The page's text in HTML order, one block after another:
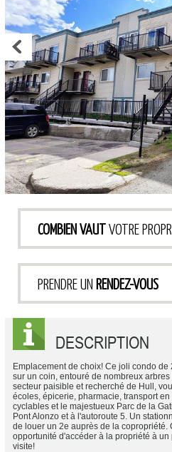
COMBIEN VAUTVOTRE
PRENDRE UN RENDEZ-VOUS
DESCRIPTION
Emplacement de choix! Ce joli condo
sur un coin, entouré de nombreux
secteur paisible et recherché de Hull,
écoles, épicerie, pharmacie, transport
cyclables et le majestueux Parc de la
Pont Alonzo et à l'autoroute 5. Un
de louer un 2e auprès de la copropriété.
opportunité d'accéder à la propriété à
visite!